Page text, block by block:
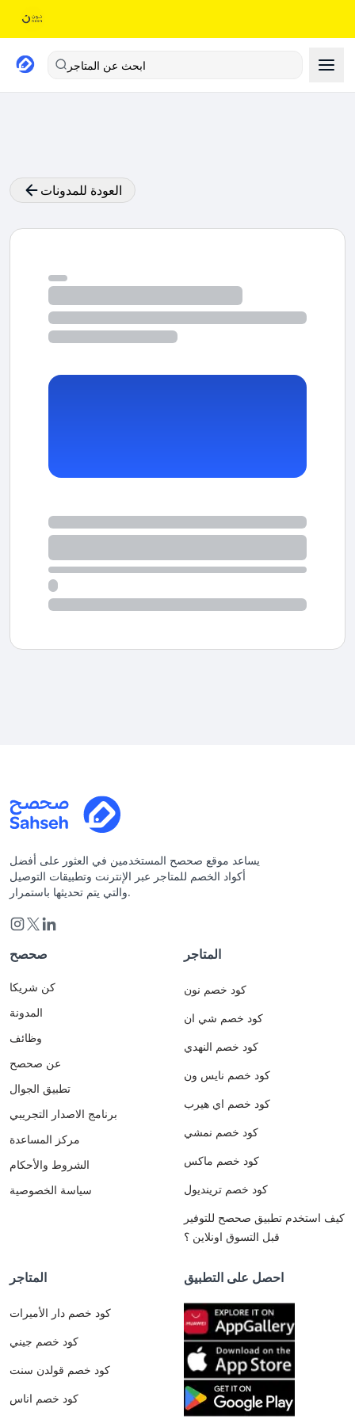
ابحث عن المتاجر
العودة للمدونات
يساعد موقع صحصح المستخدمين في العثور على أفضل
أكواد الخصم للمتاجر عبر الإنترنت وتطبيقات التوصيل
والتي يتم تحديثها باستمرار.
صحصح
كن شريكا
المدونة
وظائف
عن صحصح
تطبيق الجوال
برنامج الاصدار التجريبي
مركز المساعدة
الشروط والأحكام
سياسة الخصوصية
المتاجر
كود خصم نون
كود خصم شي ان
كود خصم النهدي
كود خصم نايس ون
كود خصم اي هيرب
كود خصم نمشي
كود خصم ماكس
كود خصم ترينديول
كيف استخدم تطبيق صحصح للتوفير
قبل التسوق اونلاين ؟
المتاجر
كود خصم دار الأميرات
كود خصم جيني
كود خصم قولدن سنت
كود خصم اناس
احصل على التطبيق